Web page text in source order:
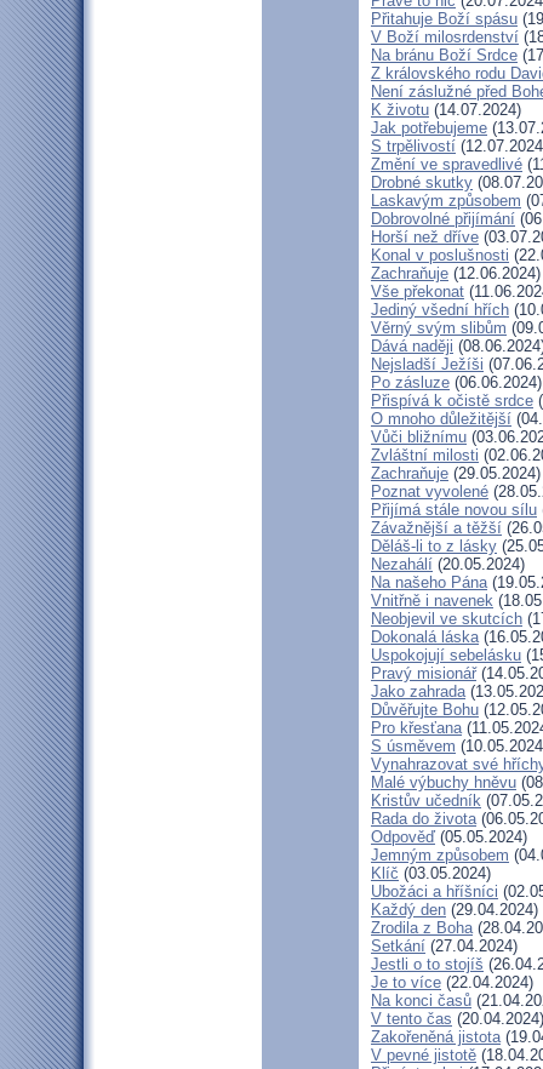
Přitahuje Boží spásu
V Boží milosrdenství
Na bránu Boží Srdce
Z královského rodu
Není záslužné před
K životu (14.07.2024)
Jak potřebujeme
S trpělivostí
Změní ve spravedlivé
Drobné skutky
Laskavým způsobem
Dobrovolné přijímání
Horší než dříve
Konal v poslušnosti
Zachraňuje (12.06.2024)
Vše překonat
Jediný všední hřích
Věrný svým slibům
Dává naději
Nejsladší Ježíši
Po zásluze (06.06.2024)
Přispívá k očistě srdce
O mnoho důležitější
Vůči bližnímu
Zvláštní milosti
Zachraňuje (29.05.2024)
Poznat vyvolené
Přijímá stále novou sílu
Závažnější a těžší
Děláš-li to z lásky
Nezahálí (20.05.2024)
Na našeho Pána
Vnitřně i navenek
Neobjevil ve skutcích
Dokonalá láska
Uspokojují sebelásku
Pravý misionář
Jako zahrada
Důvěřujte Bohu
Pro křesťana
S úsměvem
Vynahrazovat své
Malé výbuchy hněvu
Kristův učedník
Rada do života
Odpověď (05.05.2024)
Jemným způsobem
Klíč (03.05.2024)
Ubožáci a hříšníci
Každý den (29.04.2024)
Zrodila z Boha
Setkání (27.04.2024)
Jestli o to stojíš
Je to více (22.04.2024)
Na konci časů
V tento čas (20.04.2024)
Zakořeněná jistota
V pevné jistotě